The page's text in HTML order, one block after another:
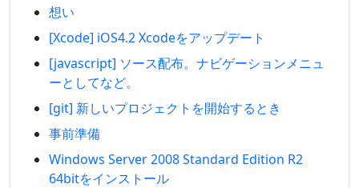
想い
[Xcode] iOS4.2 Xcodeをアップデート
[javascript] ソース配布。ナビゲーションメニュ
ーとしてなど。
[git] 新しいプロジェクトを開始するとき
事前準備
Windows Server 2008 Standard Edition R2
64bitをインストール